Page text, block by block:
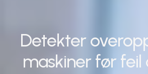
Detekter
maskiner før feil